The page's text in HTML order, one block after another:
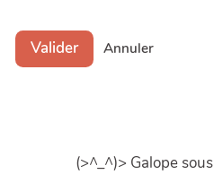
Valider Annuler
(>^_^)> Galope sous